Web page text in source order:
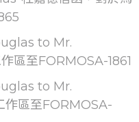
to Mr.
區至FORMOSA-1861
to Mr.
區至FORMOSA-